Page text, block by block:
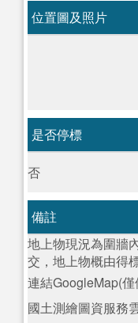
位置圖及照片
是否停標
否
備註
地上物現況為圍牆
交，地上物概由得
連結GoogleMap(僅
國土測繪圖資服務